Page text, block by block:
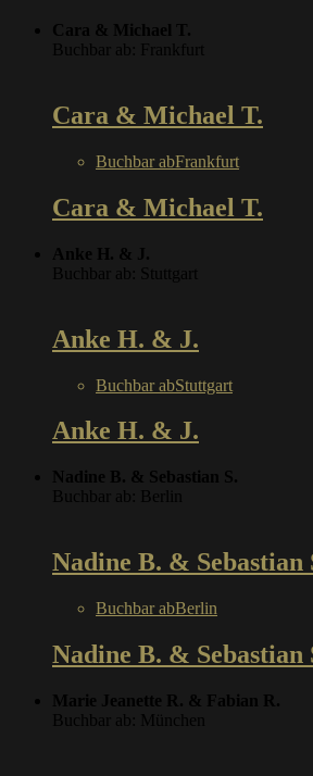
Cara & Michael T.
Buchbar ab: Frankfurt
Cara & Michael T.
Buchbar abFrankfurt
Cara & Michael T.
Anke H. & J.
Buchbar ab: Stuttgart
Anke H. & J.
Buchbar abStuttgart
Anke H. & J.
Nadine B. & Sebastian S.
Buchbar ab: Berlin
Nadine B. & Sebastian
Buchbar abBerlin
Nadine B. & Sebastian
Marie Jeanette R. & Fabian R.
Buchbar ab: München